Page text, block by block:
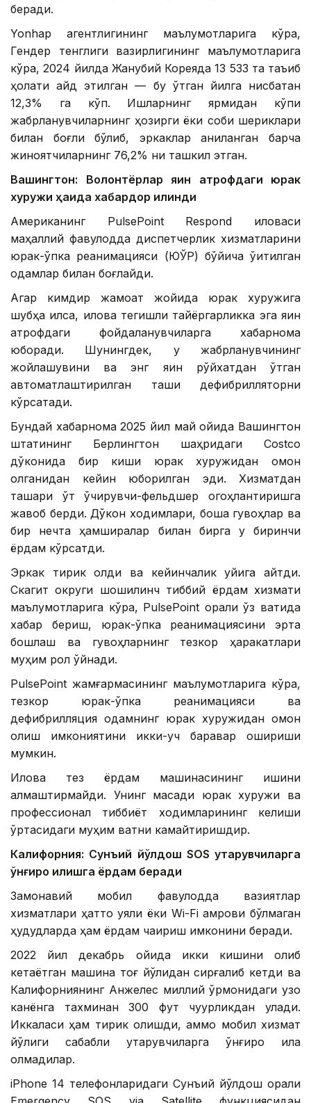
беради.
Yonhap агентлигининг маълумотларига кўра,
Гендер тенглиги вазирлигининг маълумотларига
кўра, 2024 йилда Жанубий Кореяда 13 533 та таъқиб
ҳолати қайд этилган — бу ўтган йилга нисбатан
12,3% га кўп. Ишларнинг ярмидан кўпи
жабрланувчиларнинг ҳозирги ёки собиқ шериклари
билан боғлиқ бўлиб, эркаклар аниқланган барча
жиноятчиларнинг 76,2% ни ташкил этган.
Вашингтон: Волонтёрлар яқин атрофдаги юрак
хуружи ҳақида хабардор қилинди
Американинг PulsePoint Respond иловаси
маҳаллий фавқулодда диспетчерлик хизматларини
юрак-ўпка реанимацияси (ЮЎР) бўйича ўқитилган
одамлар билан боғлайди.
Агар кимдир жамоат жойида юрак хуружига
шубҳа қилса, илова тегишли тайёргарликка эга яқин
атрофдаги фойдаланувчиларга хабарнома
юборади. Шунингдек, у жабрланувчининг
жойлашувини ва энг яқин рўйхатдан ўтган
автоматлаштирилган ташқи дефибрилляторни
кўрсатади.
Бундай хабарнома 2025 йил май ойида Вашингтон
штатининг Берлингтон шаҳридаги Costco
дўконида бир киши юрак хуружидан омон
қолганидан кейин юборилган эди. Хизматдан
ташқари ўт ўчирувчи-фельдшер огоҳлантиришга
жавоб берди. Дўкон ходимлари, бошқа гувоҳлар ва
бир нечта ҳамширалар билан бирга у биринчи
ёрдам кўрсатди.
Эркак тирик қолди ва кейинчалик уйига қайтди.
Скагит округи шошилинч тиббий ёрдам хизмати
маълумотларига кўра, PulsePoint орқали ўз вақтида
хабар бериш, юрак-ўпка реанимациясини эрта
бошлаш ва гувоҳларнинг тезкор ҳаракатлари
муҳим рол ўйнади.
PulsePoint жамғармасининг маълумотларига кўра,
тезкор юрак-ўпка реанимацияси ва
дефибрилляция одамнинг юрак хуружидан омон
қолиш имкониятини икки-уч баравар ошириши
мумкин.
Илова тез ёрдам машинасининг ишини
алмаштирмайди. Унинг мақсади юрак хуружи ва
профессионал тиббиёт ходимларининг келиши
ўртасидаги муҳим вақтни камайтиришдир.
Калифорния: Сунъий йўлдош SOS қутқарувчиларга
қўнғироқ қилишга ёрдам беради
Замонавий мобил фавқулодда вазиятлар
хизматлари ҳатто уяли ёки Wi-Fi қамрови бўлмаган
ҳудудларда ҳам ёрдам чақириш имконини беради.
2022 йил декабрь ойида икки кишини олиб
кетаётган машина тоғ йўлидан сирғалиб кетди ва
Калифорниянинг Анжелес миллий ўрмонидаги узоқ
канёнга тахминан 300 фут чуқурликдан қулади.
Иккаласи ҳам тирик қолишди, аммо мобил хизмат
йўқлиги сабабли қутқарувчиларга қўнғироқ қила
олмадилар.
iPhone 14 телефонларидаги Сунъий йўлдош орқали